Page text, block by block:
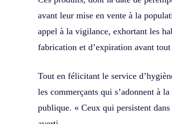
avant leur mise en vente à la
appel à la vigilance, exhortant les
fabrication et d’expiration avant tout
Tout en félicitant le service
les commerçants qui s’adonnent à
publique. « Ceux qui persistent